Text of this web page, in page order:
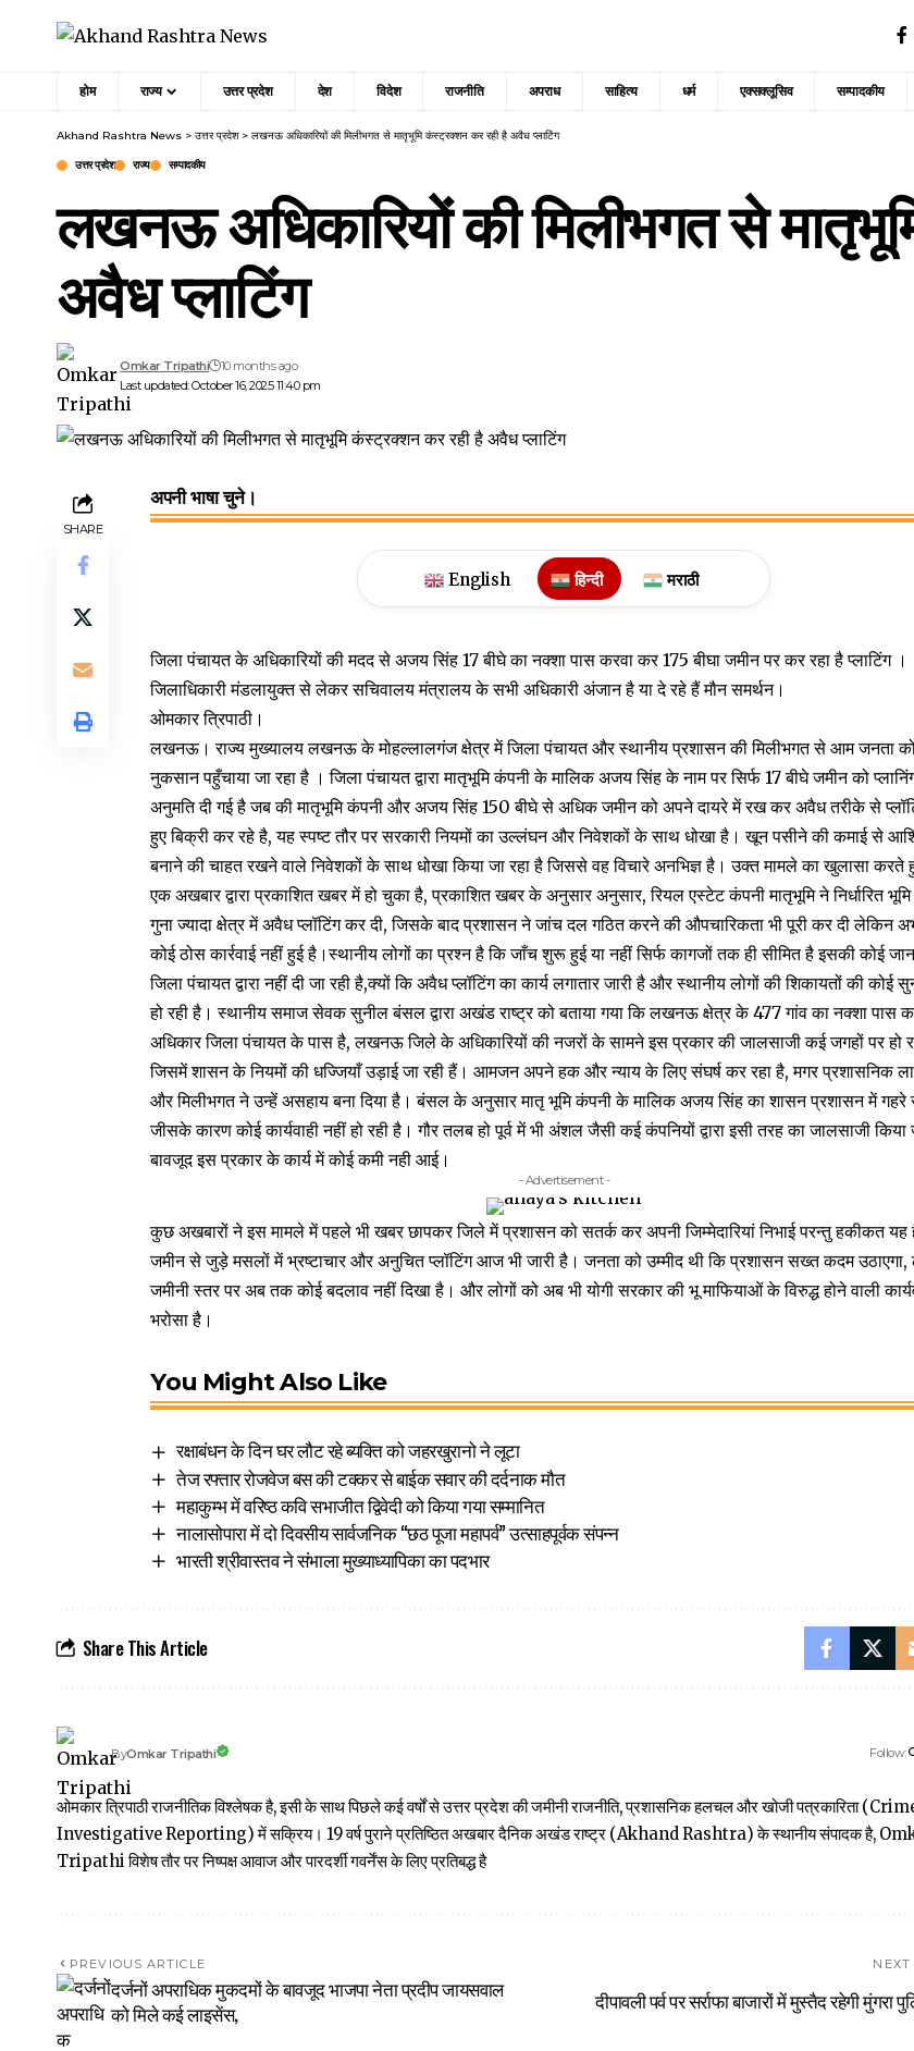
होम राज्य उत्तर प्रदेश देश विदेश राजनीति अपराध साहित्य धर्म एक्सक्लूसिव सम्पादकीय
Akhand Rashtra News > उत्तर प्रदेश> लखनऊ अधिकारियों की मिलीभगत से मातृभूमि कंस्ट्रक्शन कर रही है अवैध प्लाटिंग
उत्तर प्रदेश राज्य सम्पादकीय
लखनऊ अधिकारियों की मिलीभगत से
अवैध प्लाटिंग
Last updated: October 16, 2025 11:40 pm
Omkar Tripathi 10 months ago
SHARE
अपनी भाषा चुने।
English हिन्दी मराठी
जिला पंचायत के अधिकारियों की मदद से अजय सिंह 17 बीघे का नक्शा पास करवा कर 175 बीघा जमीन पर कर रहा है प्लाटिंग ।
जिलाधिकारी मंडलायुक्त से लेकर सचिवालय मंत्रालय के सभी अधिकारी अंजान है या दे रहे हैं मौन समर्थन।
ओमकार त्रिपाठी।
लखनऊ। राज्य मुख्यालय लखनऊ के मोहल्लालगंज क्षेत्र में जिला पंचायत और स्थानीय प्रशासन की मिलीभगत से आम जनता
नुकसान पहुँचाया जा रहा है । जिला पंचायत द्वारा मातृभूमि कंपनी के मालिक अजय सिंह के नाम पर सिर्फ 17 बीघे जमीन को
अनुमति दी गई है जब की मातृभूमि कंपनी और अजय सिंह 150 बीघे से अधिक जमीन को अपने दायरे में रख कर अवैध तरीके से
हुए बिक्री कर रहे है, यह स्पष्ट तौर पर सरकारी नियमों का उल्लंघन और निवेशकों के साथ धोखा है। खून पसीने की कमाई से
बनाने की चाहत रखने वाले निवेशकों के साथ धोखा किया जा रहा है जिससे वह विचारे अनभिज्ञ है। उक्त मामले का खुलासा करते
एक अखबार द्वारा प्रकाशित खबर में हो चुका है, प्रकाशित खबर के अनुसार अनुसार, रियल एस्टेट कंपनी मातृभूमि ने निर्धारित
गुना ज्यादा क्षेत्र में अवैध प्लॉटिंग कर दी, जिसके बाद प्रशासन ने जांच दल गठित करने की औपचारिकता भी पूरी कर दी लेकिन
कोई ठोस कार्रवाई नहीं हुई है।स्थानीय लोगों का प्रश्न है कि जाँच शुरू हुई या नहीं सिर्फ कागजों तक ही सीमित है इसकी कोई
जिला पंचायत द्वारा नहीं दी जा रही है,क्यों कि अवैध प्लॉटिंग का कार्य लगातार जारी है और स्थानीय लोगों की शिकायतों की कोई
हो रही है। स्थानीय समाज सेवक सुनील बंसल द्वारा अखंड राष्ट्र को बताया गया कि लखनऊ क्षेत्र के 477 गांव का नक्शा पास
अधिकार जिला पंचायत के पास है, लखनऊ जिले के अधिकारियों की नजरों के सामने इस प्रकार की जालसाजी कई जगहों पर हो
जिसमें शासन के नियमों की धज्जियाँ उड़ाई जा रही हैं। आमजन अपने हक और न्याय के लिए संघर्ष कर रहा है, मगर प्रशासनिक
और मिलीभगत ने उन्हें असहाय बना दिया है। बंसल के अनुसार मातृ भूमि कंपनी के मालिक अजय सिंह का शासन प्रशासन में गहरे
जीसके कारण कोई कार्यवाही नहीं हो रही है। गौर तलब हो पूर्व में भी अंशल जैसी कई कंपनियों द्वारा इसी तरह का जालसाजी
बावजूद इस प्रकार के कार्य में कोई कमी नही आई।
- Advertisement -
कुछ अखबारों ने इस मामले में पहले भी खबर छापकर जिले में प्रशासन को सतर्क कर अपनी जिम्मेदारियां निभाई परन्तु हकीकत यह
जमीन से जुड़े मसलों में भ्रष्टाचार और अनुचित प्लॉटिंग आज भी जारी है। जनता को उम्मीद थी कि प्रशासन सख्त कदम
जमीनी स्तर पर अब तक कोई बदलाव नहीं दिखा है। और लोगों को अब भी योगी सरकार की भू माफियाओं के विरुद्ध होने वाली
भरोसा है।
You Might Also Like
रक्षाबंधन के दिन घर लौट रहे ब्यक्ति को जहरखुरानो ने लूटा
तेज रफ्तार रोजवेज बस की टक्कर से बाईक सवार की दर्दनाक मौत
महाकुम्भ में वरिष्ठ कवि सभाजीत द्विवेदी को किया गया सम्मानित
नालासोपारा में दो दिवसीय सार्वजनिक “छठ पूजा महापर्व” उत्साहपूर्वक संपन्न
भारती श्रीवास्तव ने संभाला मुख्याध्यापिका का पदभार
Share This Article
ByOmkar Tripathi Follow:
ओमकार त्रिपाठी राजनीतिक विश्लेषक है, इसी के साथ पिछले कई वर्षों से उत्तर प्रदेश की जमीनी राजनीति, प्रशासनिक हलचल और खोजी पत्रकारिता
Investigative Reporting) में सक्रिय। 19 वर्ष पुराने प्रतिष्ठित अखबार दैनिक अखंड राष्ट्र (Akhand Rashtra) के स्थानीय संपादक है,
Tripathi विशेष तौर पर निष्पक्ष आवाज और पारदर्शी गवर्नेंस के लिए प्रतिबद्ध है
PREVIOUS ARTICLE
दर्जनों अपराधिक मुकदमों के बावजूद भाजपा नेता प्रदीप जायसवाल
को मिले कई लाइसेंस,
NEXT
दीपावली पर्व पर सर्राफा बाजारों में मुस्तैद रहेगी मुंगरा